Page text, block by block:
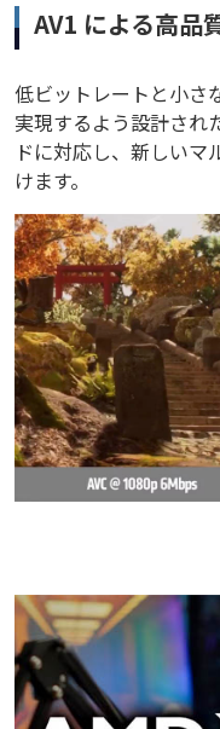
AV1 による高品
低ビットレートと小さ
実現するよう設計され
ドに対応し、新しいマ
けます。